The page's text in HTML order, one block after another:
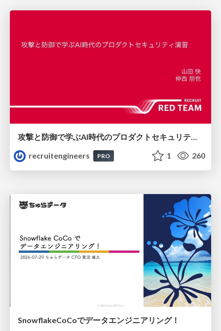
recruitengineers
PRO 1 260
SnowflakeCoCoでデータエンジニアリング！